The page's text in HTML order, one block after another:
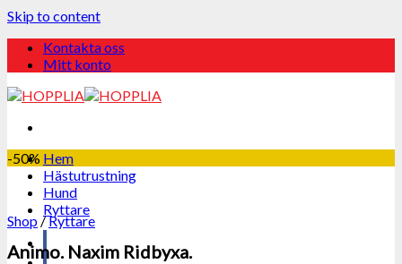
Skip to content
Kontakta oss
Mitt konto
Hem
Hästutrustning
Hund
Ryttare
-50%
Shop /Ryttare
Animo. Naxim Ridbyxa.